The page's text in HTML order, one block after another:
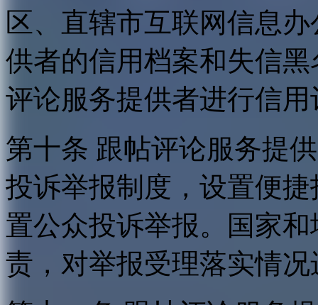
区、直辖市互联网信息
供者的信用档案和失信
评论服务提供者进行信用
第十条 跟帖评论服务提
投诉举报制度，设置便
置公众投诉举报。国家
责，对举报受理落实情